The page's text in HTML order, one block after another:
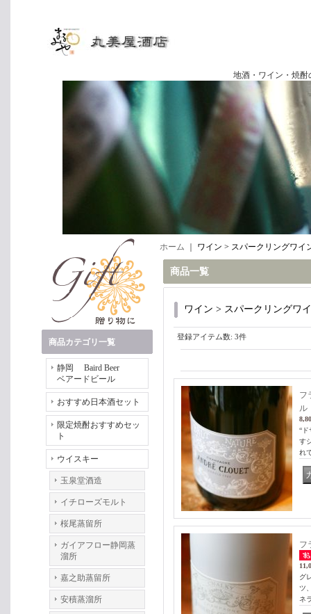
地酒・ワイン・焼酎の専門店
商品カテゴリ一覧
静岡 Baird Beer
ベアードビール
おすすめ日本酒セット
限定焼酎おすすめセッ
ト
ウイスキー
玉泉堂酒造
イチローズモルト
桜尾蒸留所
ガイアフロー静岡蒸
溜所
嘉之助蒸留所
安積蒸溜所
ホーム ワイン > スパークリングワイ
商品一覧
ワイン > スパークリングワ
登録アイテム数: 3件
フ
“
す
れ
フ
グ
ツ
ネ